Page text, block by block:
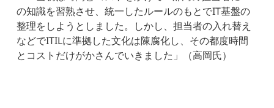
の知識を習熟させ、統一したルールのもとでIT基盤の
整理をしようとしました。しかし、担当者の入れ替え
などでITILに準拠した文化は陳腐化し、その都度時間
とコストだけがかさんでいきました」（高岡氏）